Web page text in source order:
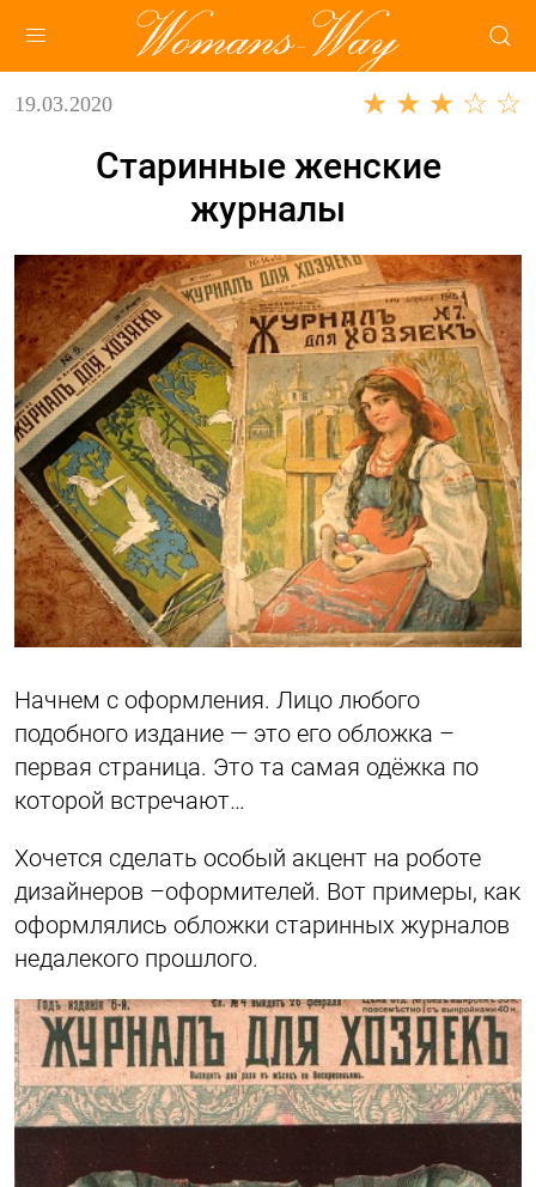
19.03.2020 ★ ★ ★ ☆ ☆
Старинные женские
журналы
Начнем с оформления. Лицо любого
подобного издание — это его обложка –
первая страница. Это та самая одёжка по
которой встречают…
Хочется сделать особый акцент на роботе
дизайнеров –оформителей. Вот примеры, как
оформлялись обложки старинных журналов
недалекого прошлого.